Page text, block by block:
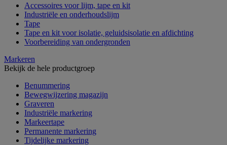
Accessoires voor lijm, tape en kit
Industriële en onderhoudslijm
Tape
Tape en kit voor isolatie, geluidsisolatie en afdichting
Voorbereiding van ondergronden
Markeren
Bekijk de hele productgroep
Benummering
Bewegwijzering magazijn
Graveren
Industriële markering
Markeertape
Permanente markering
Tijdelijke markering